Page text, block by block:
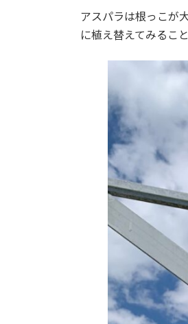
アスパラは根っこが
に植え替えてみるこ